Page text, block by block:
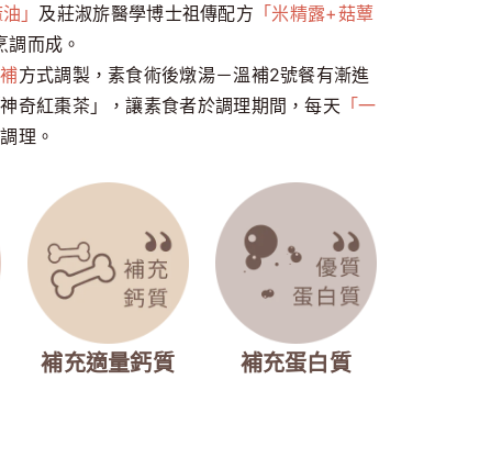
」 及莊淑旂醫學博士祖傳配方 「米精露+菇蕈
調而成。
方式調製，素食術後燉湯－溫補2號餐有漸進
奇紅棗茶」，讓素食者於調理期間，每天 「一
理。
補充適量鈣質 補充蛋白質